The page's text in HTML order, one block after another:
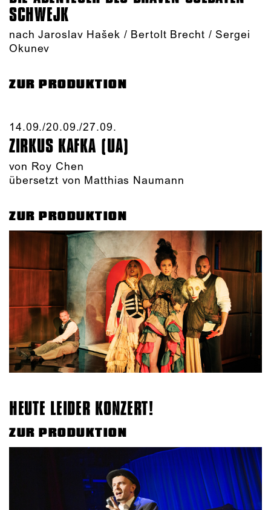
SCHWEJK
nach Jaroslav Hašek / Bertolt Brecht / Sergei
Okunev
ZUR PRODUKTION
14.09./​20.09./​27.09.​
ZIRKUS KAFKA (UA)
von Roy Chen
übersetzt von Matthias Naumann
ZUR PRODUKTION
HEUTE LEIDER KONZERT!
ZUR PRODUKTION